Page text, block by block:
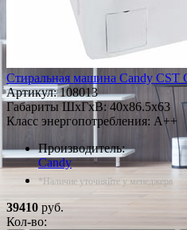
Стиральная машина Candy CST
Артикул:108013
Габариты ШxГxВ: 40x86.5x63
Класс энергопотребления: A++
Производитель:
Candy
*Наличие уточняйте у менеджера
39410 руб.
Кол-во: